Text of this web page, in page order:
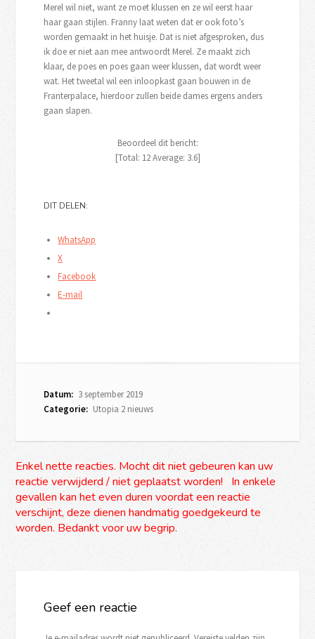
Merel wil niet, want ze moet klussen en ze wil eerst haar
haar gaan stijlen. Franny laat weten dat er ook foto’s
worden gemaakt in het huisje. Dat is niet afgesproken, dus
ik doe er niet aan mee antwoordt Merel. Ze maakt zich
klaar, de poes en poes gaan weer klussen, dat wordt weer
wat. Het tweetal wil een inloopkast gaan bouwen in de
Franterpalace, hierdoor zullen beide dames ergens anders
gaan slapen.
Beoordeel dit bericht:
[Total: 12Average: 3.6]
DIT DELEN:
WhatsApp
X
Facebook
E-mail
Datum: 3 september 2019
Categorie: Utopia 2 nieuws
Enkel nette reacties. Mocht dit niet gebeuren kan uw
reactie verwijderd / niet geplaatst worden! In enkele
gevallen kan het even duren voordat een reactie
verschijnt, deze dienen handmatig goedgekeurd te
worden. Bedankt voor uw begrip.
Geef een reactie